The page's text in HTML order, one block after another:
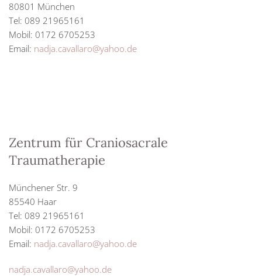
80801 München
Tel: 089 21965161
Mobil: 0172 6705253
Email: nadja.cavallaro@yahoo.de
Zentrum für Craniosacrale
Traumatherapie
Münchener Str. 9
85540 Haar
Tel: 089 21965161
Mobil: 0172 6705253
Email: nadja.cavallaro@yahoo.de
nadja.cavallaro@yahoo.de